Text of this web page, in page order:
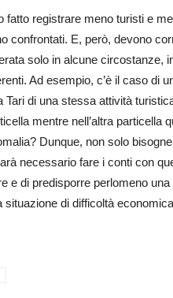
fatto registrare meno turisti e
confrontati. E, però, devono
solo in alcune circostanze,
Ad esempio, c’è il caso di
di una stessa attività
mentre nell’altra particella
Dunque, non solo
necessario fare i conti con
e di predisporre perlomeno
situazione di difficoltà